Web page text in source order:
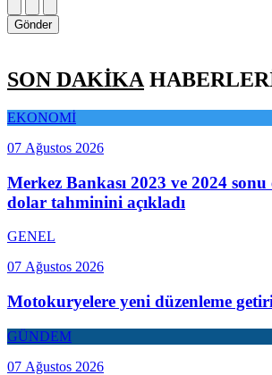
Gönder
SON DAKİKA
EKONOMİ
07 Ağustos 2026
Merkez Bankası 2023 ve 2024
dolar tahminini açıkladı
GENEL
07 Ağustos 2026
Motokuryelere yeni düzenleme
GÜNDEM
07 Ağustos 2026